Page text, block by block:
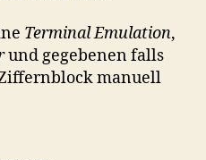
Terminal Emulation,
und gegebenen falls
manuell